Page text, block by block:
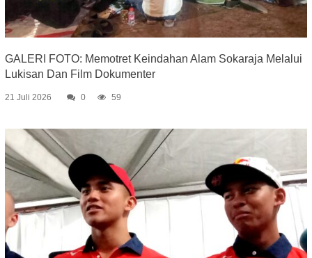
GALERI FOTO: Memotret Keindahan Alam Sokaraja Melalui
Lukisan Dan Film Dokumenter
21 Juli 2026 0 59